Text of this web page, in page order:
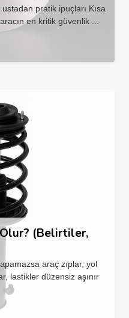
pratik ipuçları Kısa
en kritik güvenlik ...
(Belirtiler,
araç zıplar, yol
lastikler düzensiz aşınır